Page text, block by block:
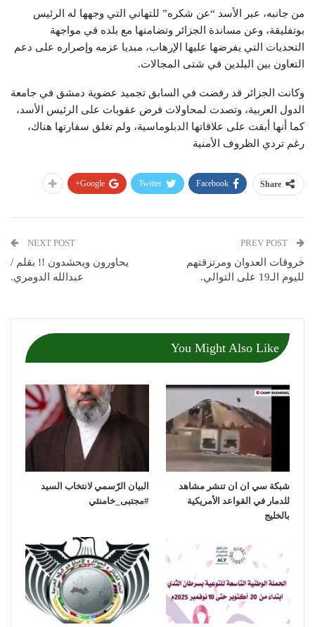
من جانبه، عبر الأسد “عن شكره” للتهاني التي وجهها له الرئيس
بوتفليقة، وعن مساندة الجزائر وتضامنها مع بلده في مواجهة
التحديات التي يفرضها عليها الإرهاب، مبديا عزمه وإصراره على دعم
التعاون بين البلدين في شتى المجالات.
وكانت الجزائر قد رفضت في السابق تجميد عضوية دمشق في جامعة
الدول العربية، وتصدت لمحاولات فرض عقوبات على الرئيس الأسد،
كما أنها أبقت على علاقاتها الدبلوماسية، ولم تغلق سفارتها هناك،
رغم تردي الظروف الأمنية
Share
Facebook
Twitter
Google+
خروقات العدوان ومرتزقتهم
لليوم الـ19 على التوالي.
NEXT POST
يحاورون ويحشدون !! بقلم /
عبدالله الدومري.
You Might Also Like
شبكة سي ان ان تنشر مشاهد
للدمار في القواعد الأمريكية
بالخليج
‏البيان الرّسمي لانتخاب السيد